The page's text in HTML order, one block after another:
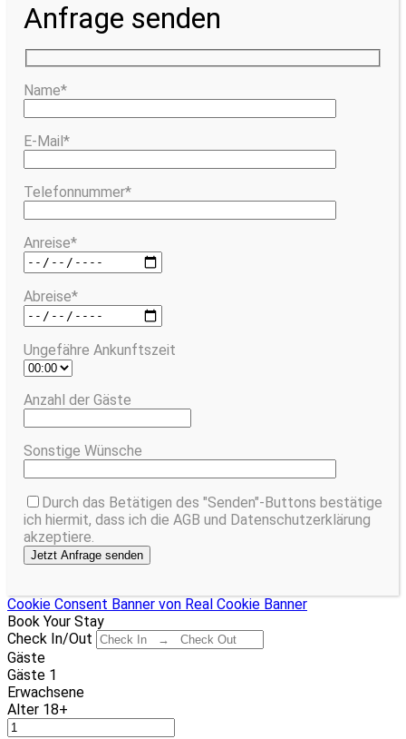
Anfrage senden
Name*
E-Mail*
Telefonnummer*
Anreise*
Abreise*
Ungefähre Ankunftszeit
Anzahl der Gäste
Sonstige Wünsche
Durch das Betätigen des "Senden"-Buttons bestätige
ich hiermit, dass ich die AGB und Datenschutzerklärung
akzeptiere.
Cookie Consent Banner von Real Cookie Banner
Book Your Stay
Check In/Out
Gäste
Gäste 1
Erwachsene
Alter 18+